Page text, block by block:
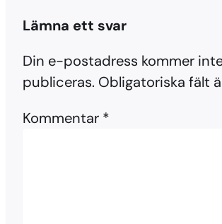
Lämna ett svar
Din e-postadress kommer
publiceras. Obligatoriska fält
Kommentar *